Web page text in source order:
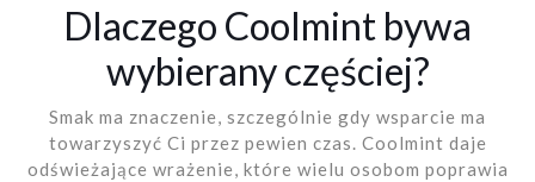
Dlaczego Coolmint bywa
wybierany częściej?
Smak ma znaczenie, szczególnie gdy wsparcie ma
towarzyszyć Ci przez pewien czas. Coolmint daje
odświeżające wrażenie, które wielu osobom poprawia